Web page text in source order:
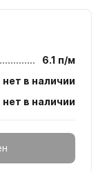
6.1 п/м
нет в наличии
нет в наличии